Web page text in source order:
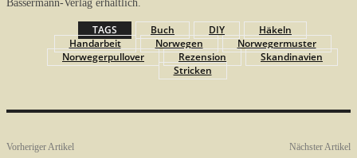
Bassermann-Verlag erhältlich.
TAGS Buch DIY
Häkeln
Handarbeit
Norwegen
Norwegermuster
Norwegerpullover
Rezension
Skandinavien
Stricken
Vorheriger Artikel Nächster Artikel